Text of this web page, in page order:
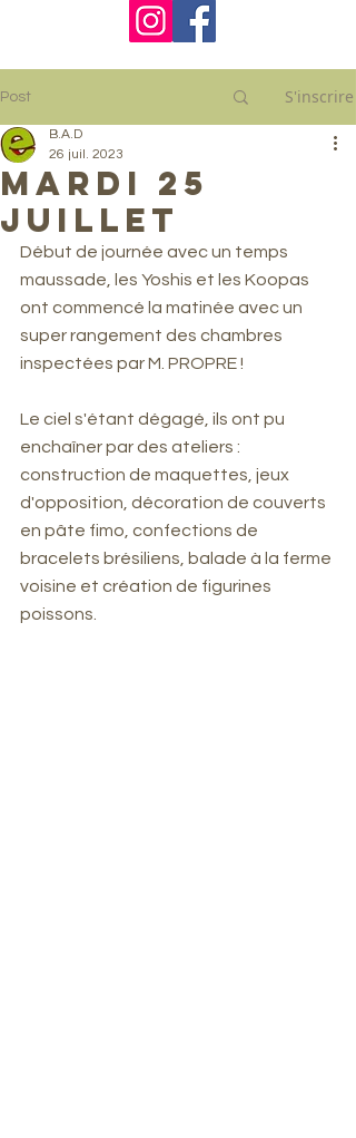
Post S'inscrire
Mardi 25
juillet
B.A.D
26 juil. 2023
Début de journée avec un temps
maussade, les Yoshis et les Koopas
ont commencé la matinée avec un
super rangement des chambres
inspectées par M. PROPRE !
Le ciel s'étant dégagé, ils ont pu
enchaîner par des ateliers :
construction de maquettes, jeux
d'opposition, décoration de couverts
en pâte fimo, confections de
bracelets brésiliens, balade à la ferme
voisine et création de figurines
poissons.